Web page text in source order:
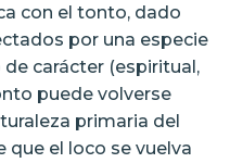
con el tonto, dado
por una especie
carácter (espiritual,
puede volverse
primaria del
que el loco se vuelva